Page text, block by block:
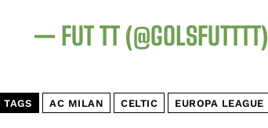
— FUT TT (@GOLSFUTTTT)
TAGS AC MILAN CELTIC EUROPA LEAGUE